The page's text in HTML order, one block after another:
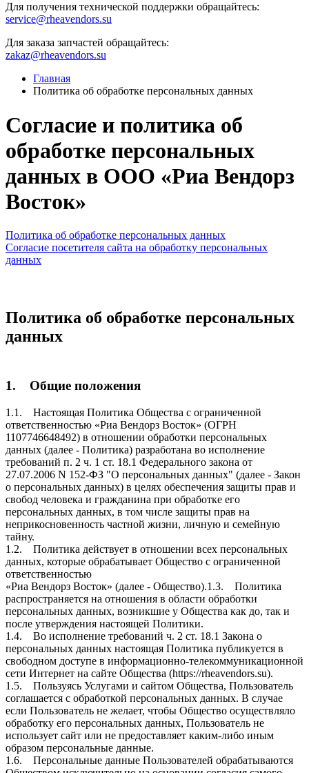
Для получения технической поддержки обращайтесь:
service@rheavendors.su
Для заказа запчастей обращайтесь:
zakaz@rheavendors.su
Главная
Политика об обработке персональных данных
Согласие и политика об
обработке персональных
данных в ООО «Риа Вендорз
Восток»
Политика об обработке персональных данных
Согласие посетителя сайта на обработку персональных
данных
Политика об обработке персональных
данных
1. Общие положения
1.1. Настоящая Политика Общества с ограниченной
ответственностью «Риа Вендорз Восток» (ОГРН
1107746648492) в отношении обработки персональных
данных (далее - Политика) разработана во исполнение
требований п. 2 ч. 1 ст. 18.1 Федерального закона от
27.07.2006 N 152-ФЗ "О персональных данных" (далее - Закон
о персональных данных) в целях обеспечения защиты прав и
свобод человека и гражданина при обработке его
персональных данных, в том числе защиты прав на
неприкосновенность частной жизни, личную и семейную
тайну.
1.2. Политика действует в отношении всех персональных
данных, которые обрабатывает Общество с ограниченной
ответственностью
«Риа Вендорз Восток» (далее - Общество).1.3. Политика
распространяется на отношения в области обработки
персональных данных, возникшие у Общества как до, так и
после утверждения настоящей Политики.
1.4. Во исполнение требований ч. 2 ст. 18.1 Закона о
персональных данных настоящая Политика публикуется в
свободном доступе в информационно-телекоммуникационной
сети Интернет на сайте Общества (https://rheavendors.su).
1.5. Пользуясь Услугами и сайтом Общества, Пользователь
соглашается с обработкой персональных данных. В случае
если Пользователь не желает, чтобы Общество осуществляло
обработку его персональных данных, Пользователь не
использует сайт или не предоставляет каким-либо иным
образом персональные данные.
1.6. Персональные данные Пользователей обрабатываются